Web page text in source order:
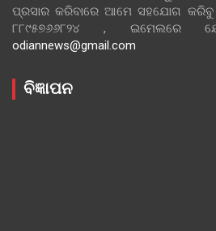
ପ୍ରସାର କରିବାରେ ଆମେ ସହଯୋଗ
୮୮୯୫୭୬୬୮୨୪ , ଇମେଲରେ
odiannews@gmail.com
ବିଜ୍ଞାପନ